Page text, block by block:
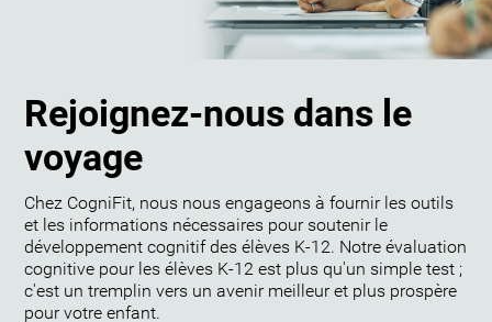
Rejoignez-nous dans le
voyage
Chez CogniFit, nous nous engageons à fournir les outils
et les informations nécessaires pour soutenir le
développement cognitif des élèves K-12. Notre évaluation
cognitive pour les élèves K-12 est plus qu'un simple test ;
c'est un tremplin vers un avenir meilleur et plus prospère
pour votre enfant.